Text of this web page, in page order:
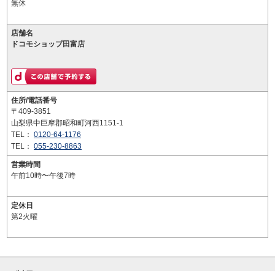
無休
店舗名
ドコモショップ田富店
住所/電話番号
〒409-3851
山梨県中巨摩郡昭和町河西1151-1
TEL： 0120-64-1176
TEL： 055-230-8863
営業時間
午前10時〜午後7時
定休日
第2火曜